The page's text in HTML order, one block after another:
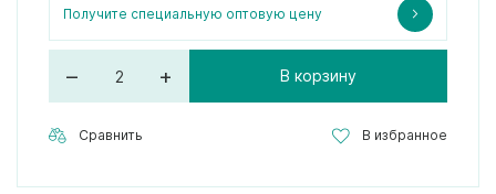
Получите специальную оптовую цену
– + В корзину
Сравнить В избранное